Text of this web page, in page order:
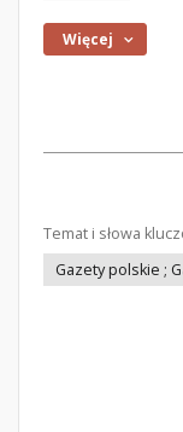
Więcej
Temat i słowa
Gazety polskie ;